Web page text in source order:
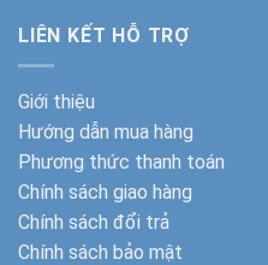
LIÊN KẾT HỖ TRỢ
Giới thiệu
Hướng dẫn mua hàng
Phương thức thanh toán
Chính sách giao hàng
Chính sách đổi trả
Chính sách bảo mật